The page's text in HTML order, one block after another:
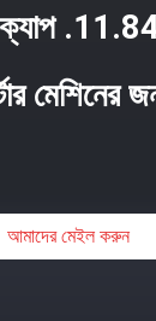
ক্যাপ
মেশিনের
আমাদের মেইল ​​করুন